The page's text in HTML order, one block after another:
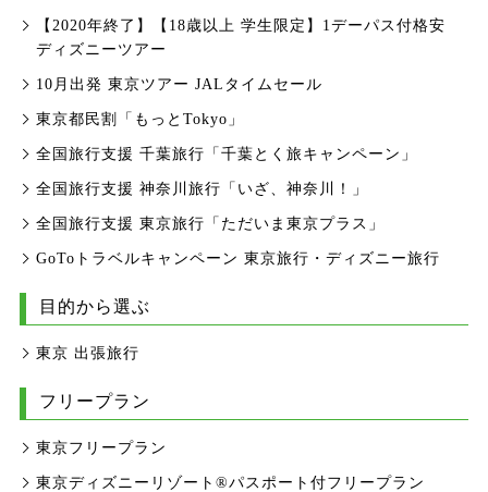
【2020年終了】【18歳以上 学生限定】1デーパス付格安
ディズニーツアー
10月出発 東京ツアー JALタイムセール
東京都民割「もっとTokyo」
全国旅行支援 千葉旅行「千葉とく旅キャンペーン」
全国旅行支援 神奈川旅行「いざ、神奈川！」
全国旅行支援 東京旅行「ただいま東京プラス」
GoToトラベルキャンペーン 東京旅行・ディズニー旅行
目的から選ぶ
東京 出張旅行
フリープラン
東京フリープラン
東京ディズニーリゾート®パスポート付フリープラン